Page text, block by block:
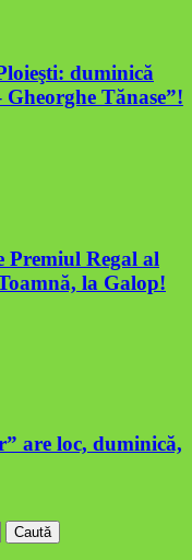
duminică
Tănase”!
Regal al
la Galop!
are loc, duminică,